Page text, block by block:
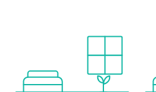
Geldautomat <250m
Post <250m